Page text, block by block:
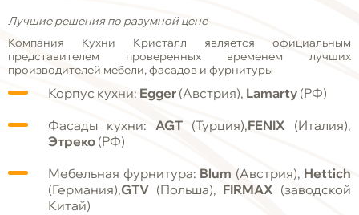
Лучшие решения по разумной цене
Компания Кухни Кристалл является официальным
представителем проверенных временем лучших
производителей мебели, фасадов и фурнитуры
Корпус кухни: Egger (Австрия), Lamarty (РФ)
Фасады кухни: AGT (Турция),FENIX (Италия),
Этреко (РФ)
Мебельная фурнитура: Blum (Австрия), Hettich
(Германия),GTV (Польша), FIRMAX (заводской
Китай)